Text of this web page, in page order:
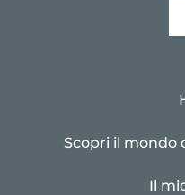
Scopri il mondo
Il